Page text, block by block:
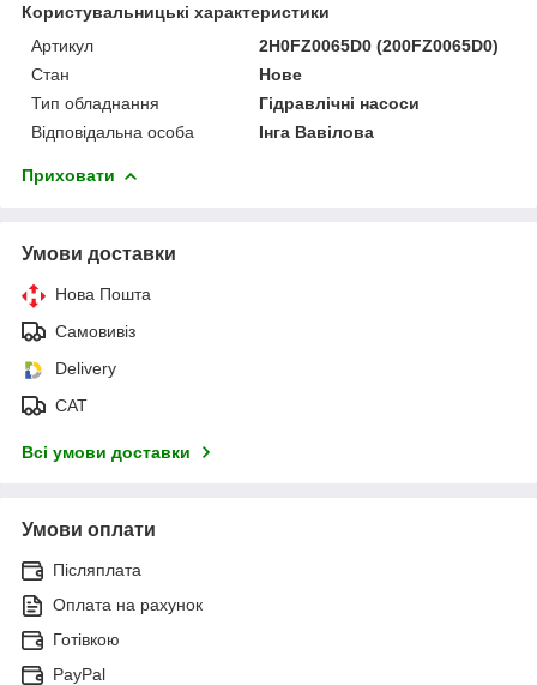
Користувальницькі характеристики
Артикул
2H0FZ0065D0 (200FZ0065D0)
Стан
Нове
Тип обладнання
Гідравлічні насоси
Відповідальна особа
Інга Вавілова
Приховати
Умови доставки
Нова Пошта
Самовивіз
Delivery
САТ
Всі умови доставки
Умови оплати
Післяплата
Оплата на рахунок
Готівкою
PayPal